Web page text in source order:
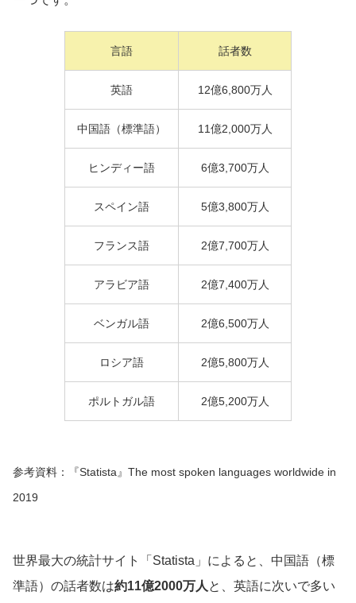
言語 話者数
英語 12億6,800万人
中国語（標準語） 11億2,000万人
ヒンディー語 6億3,700万人
スペイン語 5億3,800万人
フランス語 2億7,700万人
アラビア語 2億7,400万人
ベンガル語 2億6,500万人
ロシア語 2億5,800万人
ポルトガル語 2億5,200万人
参考資料：『Statista』 The most spoken languages worldwide in
2019
世界最大の統計サイト「Statista」によると、中国語（標
準語）の話者数は約11億2000万人 と、英語に次いで多い